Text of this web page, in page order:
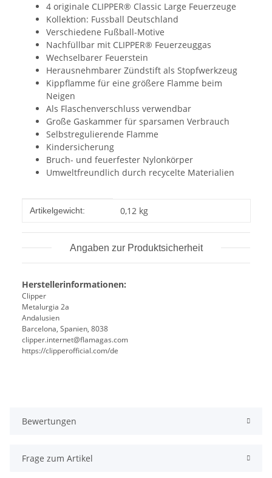
4 originale CLIPPER® Classic Large Feuerzeuge
Kollektion: Fussball Deutschland
Verschiedene Fußball-Motive
Nachfüllbar mit CLIPPER® Feuerzeuggas
Wechselbarer Feuerstein
Herausnehmbarer Zündstift als Stopfwerkzeug
Kippflamme für eine größere Flamme beim
Neigen
Als Flaschenverschluss verwendbar
Große Gaskammer für sparsamen Verbrauch
Selbstregulierende Flamme
Kindersicherung
Bruch- und feuerfester Nylonkörper
Umweltfreundlich durch recycelte Materialien
Produkteigenschaft
Wert
Artikelgewicht: 0,12 kg
Angaben zur Produktsicherheit
Herstellerinformationen:
Clipper
Metalurgia 2a
Andalusien
Barcelona, Spanien, 8038
clipper.internet@flamagas.com
https://clipperofficial.com/de
Bewertungen
Frage zum Artikel